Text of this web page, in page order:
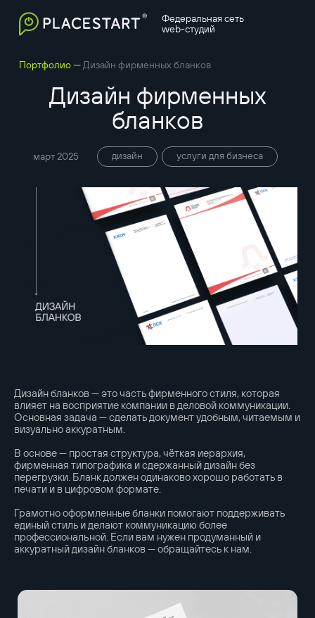
Федеральная сеть
web-студий
Портфолио—Дизайн фирменных бланков
Дизайн фирменных
бланков
март 2025 дизайн услуги для бизнеса
Дизайн бланков — это часть фирменного стиля, которая
влияет на восприятие компании в деловой коммуникации.
Основная задача — сделать документ удобным, читаемым и
визуально аккуратным.
В основе — простая структура, чёткая иерархия,
фирменная типографика и сдержанный дизайн без
перегрузки. Бланк должен одинаково хорошо работать в
печати и в цифровом формате.
Грамотно оформленные бланки помогают поддерживать
единый стиль и делают коммуникацию более
профессиональной. Если вам нужен продуманный и
аккуратный дизайн бланков — обращайтесь к нам.